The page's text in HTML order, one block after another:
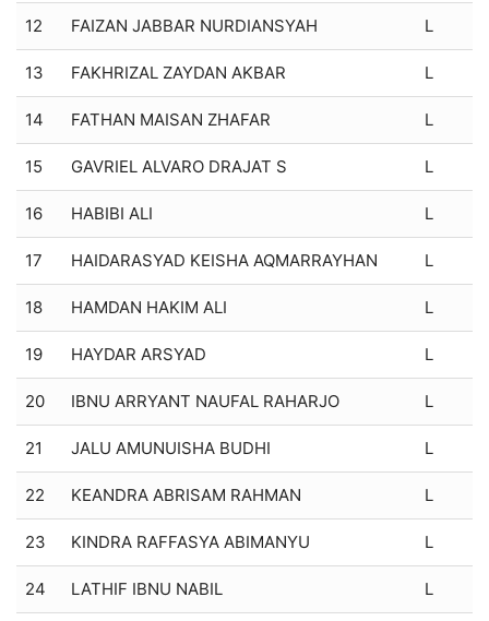
12 FAIZAN JABBAR NURDIANSYAH L
13 FAKHRIZAL ZAYDAN AKBAR L
14 FATHAN MAISAN ZHAFAR L
15 GAVRIEL ALVARO DRAJAT S L
16 HABIBI ALI L
17 HAIDARASYAD KEISHA AQMARRAYHAN L
18 HAMDAN HAKIM ALI L
19 HAYDAR ARSYAD L
20 IBNU ARRYANT NAUFAL RAHARJO L
21 JALU AMUNUISHA BUDHI L
22 KEANDRA ABRISAM RAHMAN L
23 KINDRA RAFFASYA ABIMANYU L
24 LATHIF IBNU NABIL L